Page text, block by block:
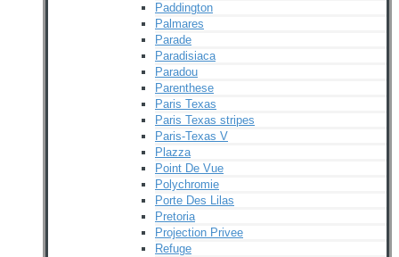
Paddington
Palmares
Parade
Paradisiaca
Paradou
Parenthese
Paris Texas
Paris Texas stripes
Paris-Texas V
Plazza
Point De Vue
Polychromie
Porte Des Lilas
Pretoria
Projection Privee
Refuge